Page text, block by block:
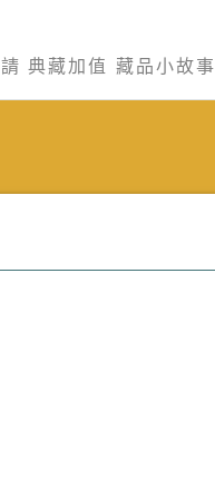
典藏加值 藏品小故事